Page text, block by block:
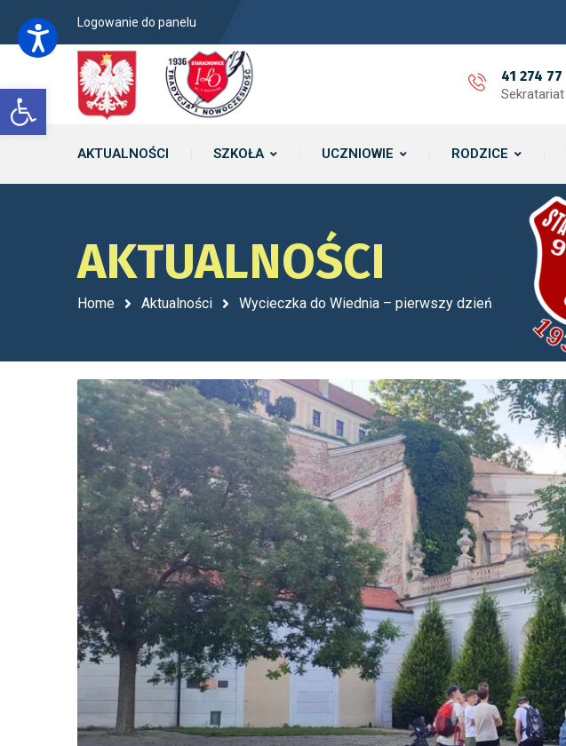
Open toolbar
Logowanie do panelu
41 274 77
Sekratariat
AKTUALNOŚCI SZKOŁA UCZNIOWIE RODZICE
AKTUALNOŚCI
Home Aktualności Wycieczka do Wiednia – pierwszy dzień